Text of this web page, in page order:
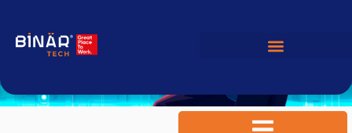
VEM FAZER A
DIFERENÇA